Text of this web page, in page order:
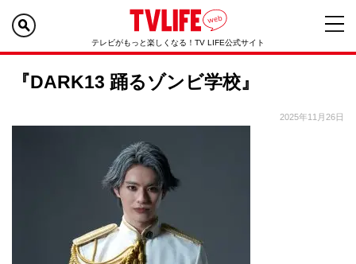
テレビがもっと楽しくなる！TV LIFE公式サイト
『DARK13 踊るゾンビ学校』
2025年11月26日